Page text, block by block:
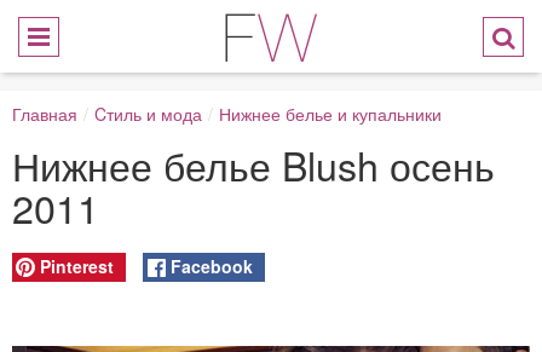
Главная / Cтиль и мода / Нижнее белье и купальники
Нижнее белье Blush осень
2011
Pinterest Facebook